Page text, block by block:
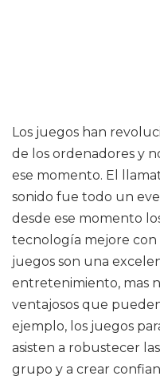
Los juegos han
de los ordenadores y
ese momento. El
sonido fue todo un
desde ese momento
tecnología mejore con
juegos son una
entretenimiento, mas
ventajosos que
ejemplo, los juegos
asisten a robustecer
grupo y a crear